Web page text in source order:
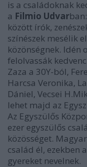
is a családoknak
a Filmio Udvar
között írók,
színészek mesélik
közönségnek. Idén
felolvassák
Zaza a 30Y-ból,
Harcsa Veronika,
Dániel, Vecsei
lehet majd az
Az Egyszülős
ezer egyszülős
közösséget.
család él,
gyereket nevelnek.